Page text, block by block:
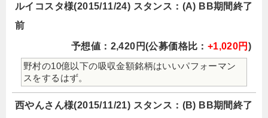
ルイコスタ様(2015/11/24) スタンス：(A) BB期間終了
前
予想値：2,420円(公募価格比： +1,020円 )
野村の10億以下の吸収金額銘柄はいいパフォーマン
スをするはず。
西やんさん様(2015/11/21) スタンス：(B) BB期間終了